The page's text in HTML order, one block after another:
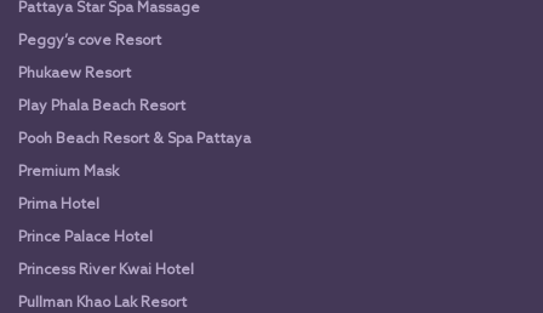
Pattaya Star Spa Massage
Peggy’s cove Resort
Phukaew Resort
Play Phala Beach Resort
Pooh Beach Resort & Spa Pattaya
Premium Mask
Prima Hotel
Prince Palace Hotel
Princess River Kwai Hotel
Pullman Khao Lak Resort